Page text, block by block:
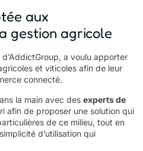
aux
gestion agricole
a voulu apporter
et viticoles afin de leur
connecté.
la main avec des experts de
afin de proposer une solution qui
de ce milieu, tout en
d’utilisation qui